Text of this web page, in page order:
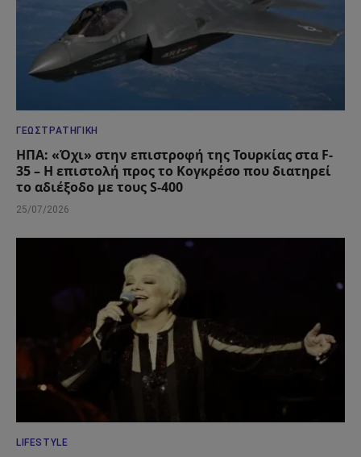
ΓΕΩΣΤΡΑΤΗΓΙΚΉ
ΗΠΑ: «Όχι» στην επιστροφή της Τουρκίας στα F-
35 – Η επιστολή προς το Κογκρέσο που διατηρεί
το αδιέξοδο με τους S-400
25/07/2026
LIFESTYLE